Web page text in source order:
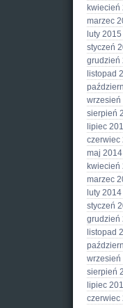
kwiecień
marzec
luty 2015
styczeń
grudzień
listopad
wrzesień
sierpień
lipiec
czerwiec
maj 2014
kwiecień
marzec
luty 2014
styczeń
grudzień
listopad
wrzesień
sierpień
lipiec
czerwiec